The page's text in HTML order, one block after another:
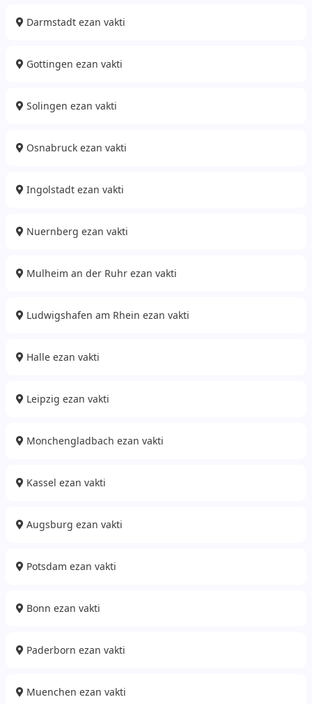
Darmstadt ezan vakti
Gottingen ezan vakti
Solingen ezan vakti
Osnabruck ezan vakti
Ingolstadt ezan vakti
Nuernberg ezan vakti
Mulheim an der Ruhr ezan vakti
Ludwigshafen am Rhein ezan vakti
Halle ezan vakti
Leipzig ezan vakti
Monchengladbach ezan vakti
Kassel ezan vakti
Augsburg ezan vakti
Potsdam ezan vakti
Bonn ezan vakti
Paderborn ezan vakti
Muenchen ezan vakti